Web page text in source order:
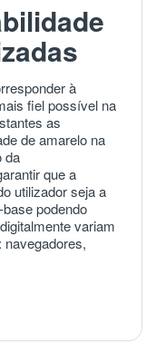
à
fiel possível na
as
de amarelo na
da
que a
utilizador seja a
podendo
variam
navegadores,